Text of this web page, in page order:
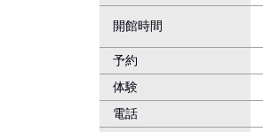
開館時間
予約
体験
電話